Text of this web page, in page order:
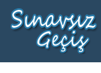
İçeriğe
geç